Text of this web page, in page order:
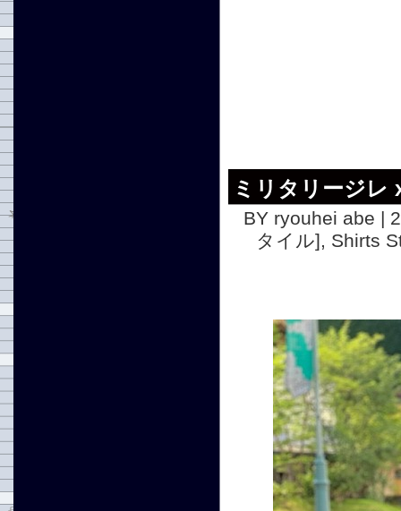
ミリタリージレ
BY ryouhei abe |
タイル], Shirts